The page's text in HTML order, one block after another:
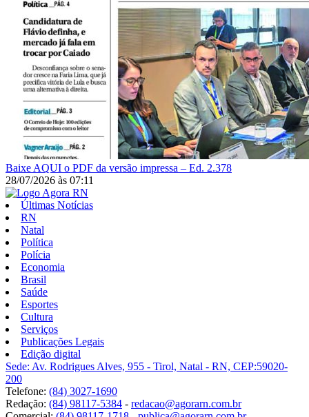
Baixe AQUI o PDF da versão impressa – Ed. 2.378
28/07/2026 às 07:11
Últimas Notícias
RN
Natal
Política
Polícia
Economia
Brasil
Saúde
Esportes
Cultura
Serviços
Publicações Legais
Edição digital
Sede: Av. Rodrigues Alves, 955 - Tirol, Natal - RN, CEP:59020-
200
Telefone: (84) 3027-1690
Redação: (84) 98117-5384 - redacao@agorarn.com.br